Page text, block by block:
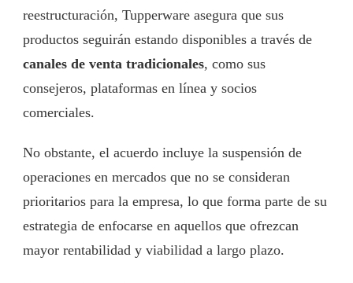
reestructuración, Tupperware asegura que sus
productos seguirán estando disponibles a través de
canales de venta tradicionales, como sus
consejeros, plataformas en línea y socios
comerciales.
No obstante, el acuerdo incluye la suspensión de
operaciones en mercados que no se consideran
prioritarios para la empresa, lo que forma parte de su
estrategia de enfocarse en aquellos que ofrezcan
mayor rentabilidad y viabilidad a largo plazo.